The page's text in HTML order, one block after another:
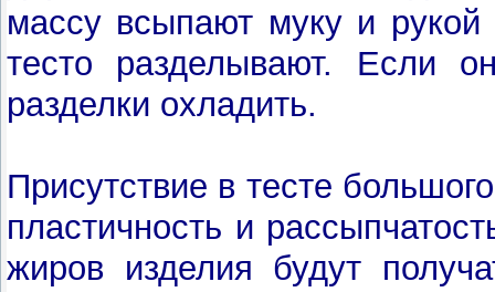
массу всыпают муку и
тесто разделывают. Если
разделки охладить.
Присутствие в тесте
пластичность и
жиров изделия будут